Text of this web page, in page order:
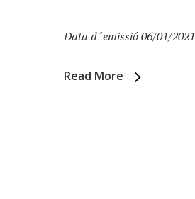
Data d´emissió 06/01/
Read More